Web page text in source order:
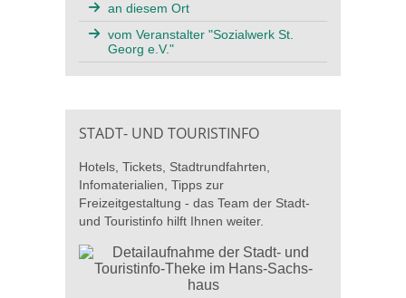
an diesem Ort
vom Veranstalter "Sozialwerk St.
Georg e.V."
STADT- UND TOURISTINFO
Hotels, Tickets, Stadtrundfahrten,
Infomaterialien, Tipps zur
Freizeitgestaltung - das Team der Stadt-
und Touristinfo hilft Ihnen weiter.